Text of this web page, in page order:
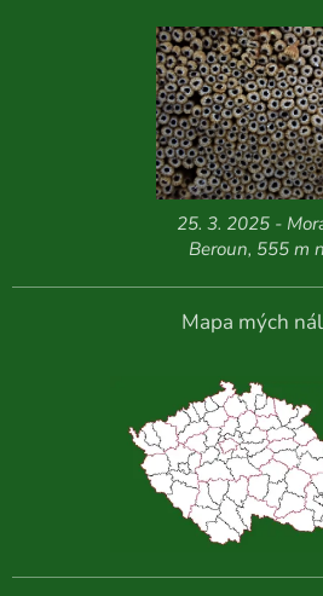
25. 3. 2025 -
Beroun, 555 m
Mapa mých